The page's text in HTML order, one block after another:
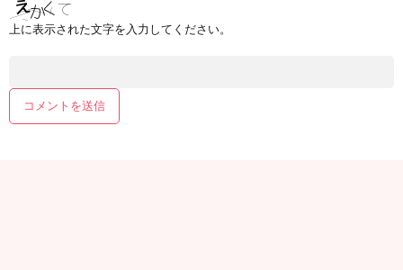
上に表示された文字を入力してください。